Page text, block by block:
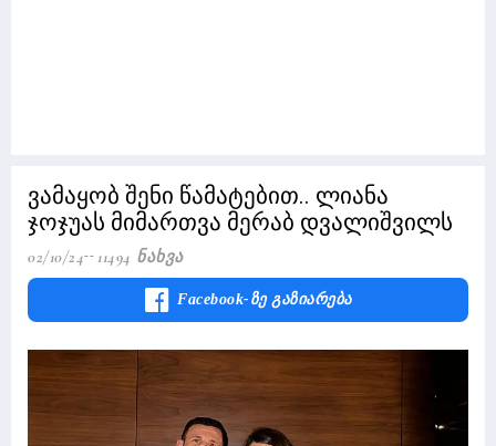
ვამაყობ შენი წამატებით.. ლიანა
ჯოჯუას მიმართვა მერაბ დვალიშვილს
02/10/24 11494 Ნახვა
Facebook-Ზე Გაზიარება